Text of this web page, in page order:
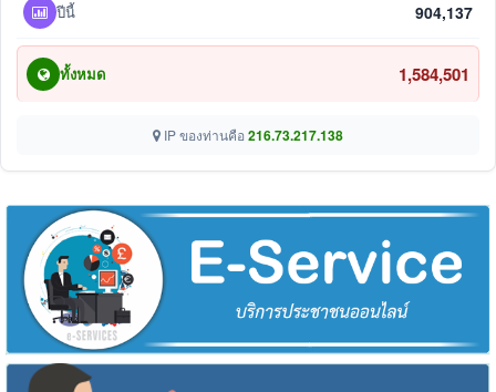
ปีนี้ 904,137
ทั้งหมด 1,584,501
IP ของท่านคือ 216.73.217.138